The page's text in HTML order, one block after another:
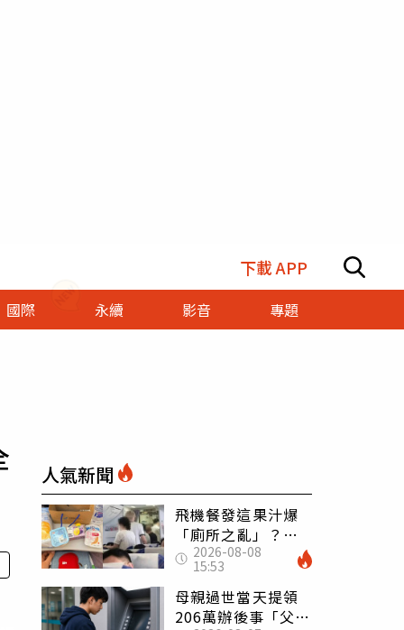
下載 APP
國際 永續 影音 專題
人氣新聞
飛機餐發這果汁爆
「廁所之亂」？乘
客崩潰：差點丟大
臉 醫揭3類人別亂
喝
2026-08-08
15:53
母親過世當天提領
206萬辦後事「父子